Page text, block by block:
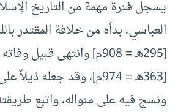
يسجل فترة مهمة من التاريخ
العباسي، بدأه من خلافة المقتدر
[295هـ = 908م] وانتهى
[363هـ = 974م]، وقد جعله ذيلاً على “تاريخ
ونسج فيه على منواله، واتبع